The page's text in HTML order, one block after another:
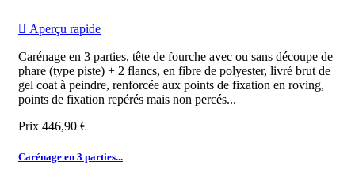
 Aperçu rapide
Carénage en 3 parties, tête de fourche avec ou sans découpe de
phare (type piste) + 2 flancs, en fibre de polyester, livré brut de
gel coat à peindre, renforcée aux points de fixation en roving,
points de fixation repérés mais non percés...
Prix 446,90 €
Carénage en 3 parties...